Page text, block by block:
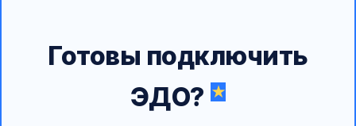
Готовы подключить
ЭДО?